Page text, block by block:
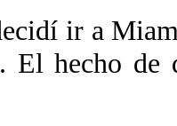
ir a
El hecho de